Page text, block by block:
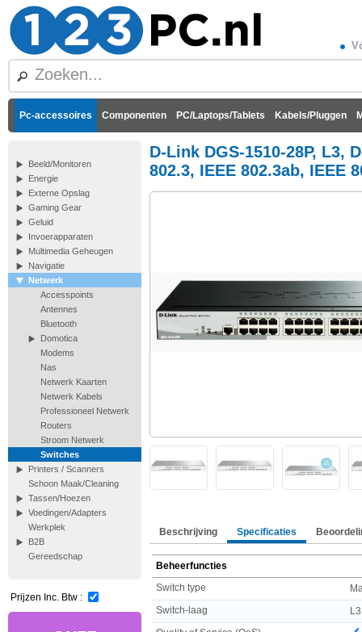
Pc-accessoires Componenten PC/Laptops/Tablets Kabels/Pluggen
Beeld/Monitoren
Energie
Externe Opslag
Gaming Gear
Geluid
Invoerapparaten
Multimedia Geheugen
Navigatie
Netwerk
Accesspoints
Antennes
Bluetooth
Domotica
Modems
Nas
Netwerk Kaarten
Netwerk Kabels
Professioneel Netwerk
Routers
Stroom Netwerk
Switches
Printers / Scanners
Schoon Maak/Cleaning
Tassen/Hoezen
Voedingen/Adapters
Werkplek
B2B
Gereedschap
Prijzen Inc. Btw :
D-Link DGS-1510-28P, L3,
802.3, IEEE 802.3ab, IEEE
Beschrijving Specificaties
Beheerfuncties
Switch type
Switch-laag
L3